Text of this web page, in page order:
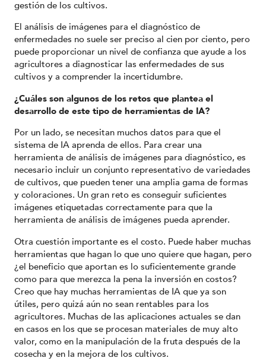
gestión de los cultivos.
El análisis de imágenes para el diagnóstico de
enfermedades no suele ser preciso al cien por ciento, pero
puede proporcionar un nivel de confianza que ayude a los
agricultores a diagnosticar las enfermedades de sus
cultivos y a comprender la incertidumbre.
¿Cuáles son algunos de los retos que plantea el
desarrollo de este tipo de herramientas de IA?
Por un lado, se necesitan muchos datos para que el
sistema de IA aprenda de ellos. Para crear una
herramienta de análisis de imágenes para diagnóstico, es
necesario incluir un conjunto representativo de variedades
de cultivos, que pueden tener una amplia gama de formas
y coloraciones. Un gran reto es conseguir suficientes
imágenes etiquetadas correctamente para que la
herramienta de análisis de imágenes pueda aprender.
Otra cuestión importante es el costo. Puede haber muchas
herramientas que hagan lo que uno quiere que hagan, pero
¿el beneficio que aportan es lo suficientemente grande
como para que merezca la pena la inversión en costos?
Creo que hay muchas herramientas de IA que ya son
útiles, pero quizá aún no sean rentables para los
agricultores. Muchas de las aplicaciones actuales se dan
en casos en los que se procesan materiales de muy alto
valor, como en la manipulación de la fruta después de la
cosecha y en la mejora de los cultivos.